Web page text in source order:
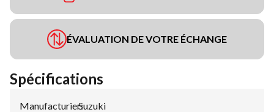
ÉVALUATION DE VOTRE ÉCHANGE
Spécifications
Manufacturier:
Suzuki